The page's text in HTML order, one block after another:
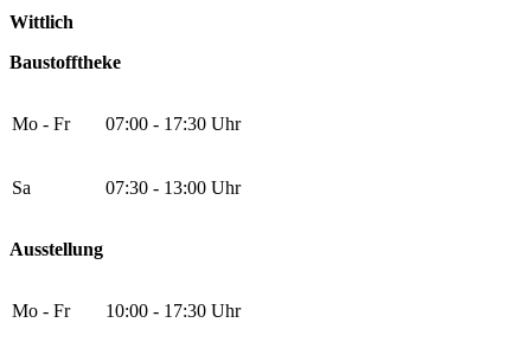
Wittlich
Baustofftheke
Mo - Fr 07:00 - 17:30 Uhr
Sa 07:30 - 13:00 Uhr
Ausstellung
Mo - Fr 10:00 - 17:30 Uhr